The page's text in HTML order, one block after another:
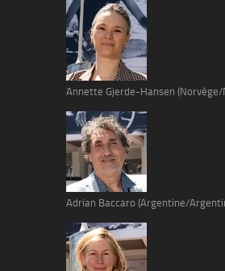
Annette Gjerde-Hansen (Norvège/
Adrian Baccaro (Argentine/